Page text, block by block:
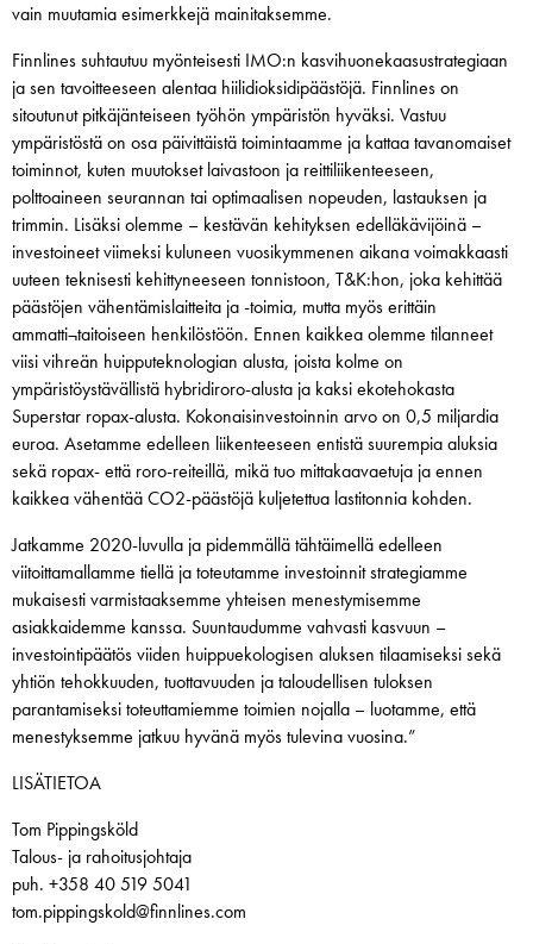
vain muutamia esimerkkejä mainitaksemme.
Finnlines suhtautuu myönteisesti IMO:n kasvihuonekaasustrategiaan
ja sen tavoitteeseen alentaa hiilidioksidipäästöjä. Finnlines on
sitoutunut pitkäjänteiseen työhön ympäristön hyväksi. Vastuu
ympäristöstä on osa päivittäistä toimintaamme ja kattaa tavanomaiset
toiminnot, kuten muutokset laivastoon ja reittiliikenteeseen,
polttoaineen seurannan tai optimaalisen nopeuden, lastauksen ja
trimmin. Lisäksi olemme – kestävän kehityksen edelläkävijöinä –
investoineet viimeksi kuluneen vuosikymmenen aikana voimakkaasti
uuteen teknisesti kehittyneeseen tonnistoon, T&K:hon, joka kehittää
päästöjen vähentämislaitteita ja -toimia, mutta myös erittäin
ammatti¬taitoiseen henkilöstöön. Ennen kaikkea olemme tilanneet
viisi vihreän huipputeknologian alusta, joista kolme on
ympäristöystävällistä hybridiroro-alusta ja kaksi ekotehokasta
Superstar ropax-alusta. Kokonaisinvestoinnin arvo on 0,5 miljardia
euroa. Asetamme edelleen liikenteeseen entistä suurempia aluksia
sekä ropax- että roro-reiteillä, mikä tuo mittakaavaetuja ja ennen
kaikkea vähentää CO2-päästöjä kuljetettua lastitonnia kohden.
Jatkamme 2020-luvulla ja pidemmällä tähtäimellä edelleen
viitoittamallamme tiellä ja toteutamme investoinnit strategiamme
mukaisesti varmistaaksemme yhteisen menestymisemme
asiakkaidemme kanssa. Suuntaudumme vahvasti kasvuun –
investointipäätös viiden huippuekologisen aluksen tilaamiseksi sekä
yhtiön tehokkuuden, tuottavuuden ja taloudellisen tuloksen
parantamiseksi toteuttamiemme toimien nojalla – luotamme, että
menestyksemme jatkuu hyvänä myös tulevina vuosina.”
LISÄTIETOA
Tom Pippingsköld
Talous- ja rahoitusjohtaja
puh. +358 40 519 5041
tom.pippingskold@finnlines.com